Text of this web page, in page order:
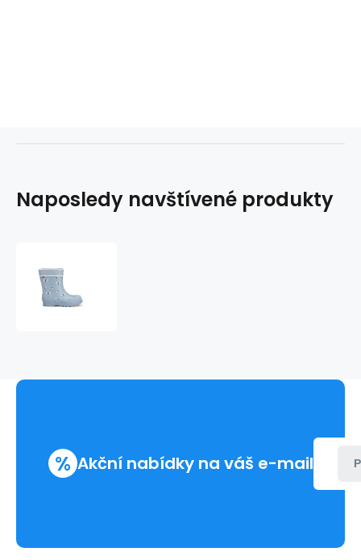
Naposledy navštívené produkty
wellingtons
% Akční nabídky na váš e-mail